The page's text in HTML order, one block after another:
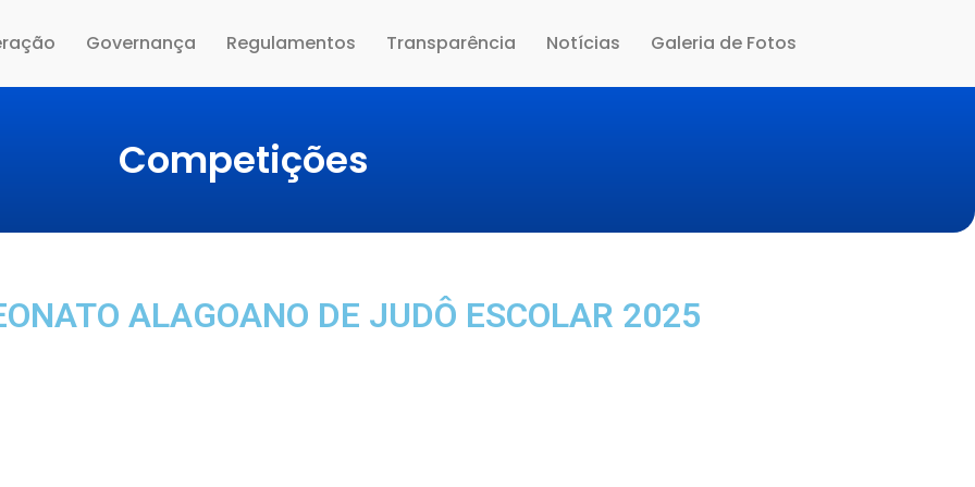
Governança Regulamentos Transparência Notícias Galeria de Fotos
Competições
ALAGOANO DE JUDÔ ESCOLAR 2025